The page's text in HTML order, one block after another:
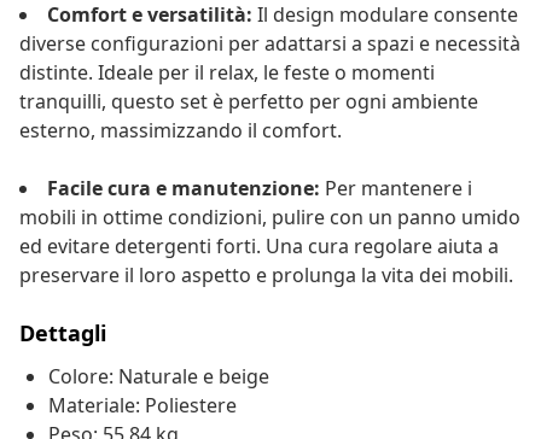
Comfort e versatilità: Il design modulare consente
diverse configurazioni per adattarsi a spazi e necessità
distinte. Ideale per il relax, le feste o momenti
tranquilli, questo set è perfetto per ogni ambiente
esterno, massimizzando il comfort.
Facile cura e manutenzione: Per mantenere i
mobili in ottime condizioni, pulire con un panno umido
ed evitare detergenti forti. Una cura regolare aiuta a
preservare il loro aspetto e prolunga la vita dei mobili.
Dettagli
Colore: Naturale e beige
Materiale: Poliestere